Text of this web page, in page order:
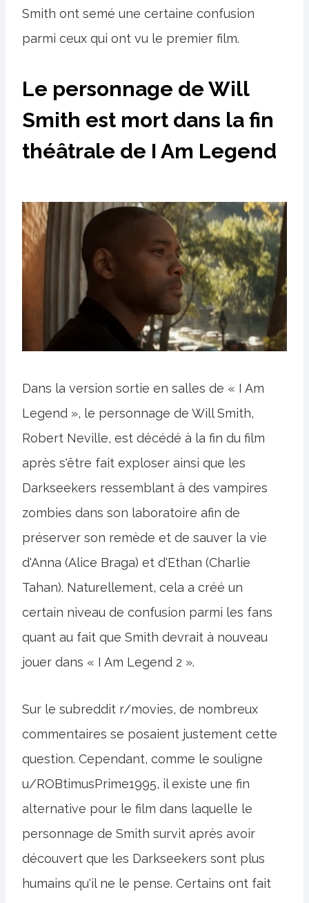
Smith ont semé une certaine confusion
parmi ceux qui ont vu le premier film.
Le personnage de Will
Smith est mort dans la fin
théâtrale de I Am Legend
Dans la version sortie en salles de « I Am
Legend », le personnage de Will Smith,
Robert Neville, est décédé à la fin du film
après s'être fait exploser ainsi que les
Darkseekers ressemblant à des vampires
zombies dans son laboratoire afin de
préserver son remède et de sauver la vie
d'Anna (Alice Braga) et d'Ethan (Charlie
Tahan). Naturellement, cela a créé un
certain niveau de confusion parmi les fans
quant au fait que Smith devrait à nouveau
jouer dans « I Am Legend 2 ».
Sur le subreddit r/movies, de nombreux
commentaires se posaient justement cette
question. Cependant, comme le souligne
u/ROBtimusPrime1995, il existe une fin
alternative pour le film dans laquelle le
personnage de Smith survit après avoir
découvert que les Darkseekers sont plus
humains qu'il ne le pense. Certains ont fait